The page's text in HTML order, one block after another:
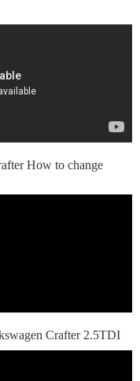
How to change
Crafter 2.5TDI